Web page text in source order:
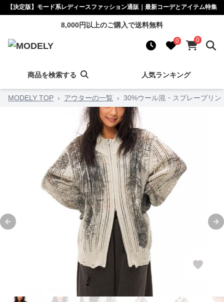
【決定版】モード系レディースファッション通販｜最新コーデとアイテム特集
8,000円以上のご購入で送料無料
0 0
商品を検索する 人気ランキング
MODELY TOP › アウターの一覧 › 30%ウール混・スプレープリ
Previous slide